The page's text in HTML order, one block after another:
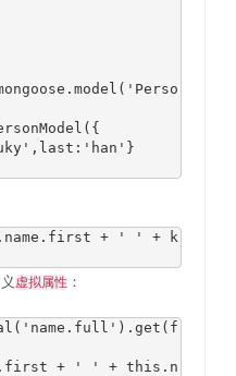
. model ( 'Perso
({
, last : 'han' }
. name . first + ' ' + k
虚拟属性 ：
( 'name.full' ). get ( f
. first + ' ' + this . n